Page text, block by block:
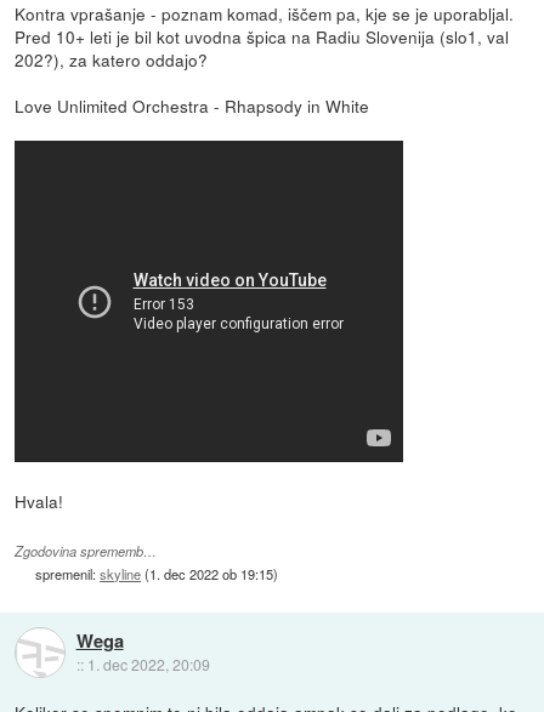
Kontra vprašanje - poznam komad, iščem pa, kje se je uporabljal.
Pred 10+ leti je bil kot uvodna špica na Radiu Slovenija (slo1, val
202?), za katero oddajo?
Love Unlimited Orchestra - Rhapsody in White
Hvala!
Zgodovina sprememb…
spremenil:skyline(1. dec 2022 ob 19:15)
Wega
:: 1. dec 2022, 20:09